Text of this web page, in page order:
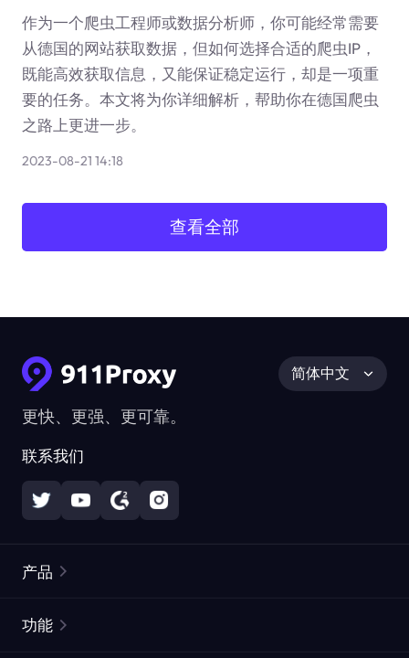
作为一个爬虫工程师或数据分析师，你可能经常需要
从德国的网站获取数据，但如何选择合适的爬虫IP，
既能高效获取信息，又能保证稳定运行，却是一项重
要的任务。本文将为你详细解析，帮助你在德国爬虫
之路上更进一步。
2023-08-21 14:18
查看全部
更快、更强、更可靠。
联系我们
简体中文
产品
功能